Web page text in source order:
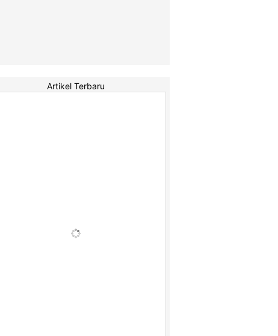
Artikel Terbaru